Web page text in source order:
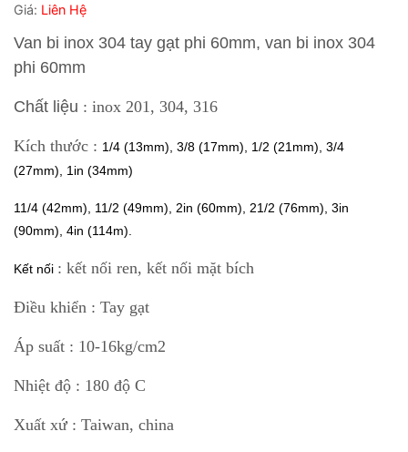
Giá: Liên Hệ
Van bi inox 304 tay gạt phi 60mm, van bi inox 304
phi 60mm
Chất liệu : inox 201, 304, 316
Kích thước : 1/4 (13mm), 3/8 (17mm), 1/2 (21mm), 3/4
(27mm), 1in (34mm)
11/4 (42mm), 11/2 (49mm), 2in (60mm), 21/2 (76mm), 3in
(90mm), 4in (114m).
Kết nối : kết nối ren, kết nối mặt bích
Điều khiển : Tay gạt
Áp suất : 10-16kg/cm2
Nhiệt độ : 180 độ C
Xuất xứ : Taiwan, china